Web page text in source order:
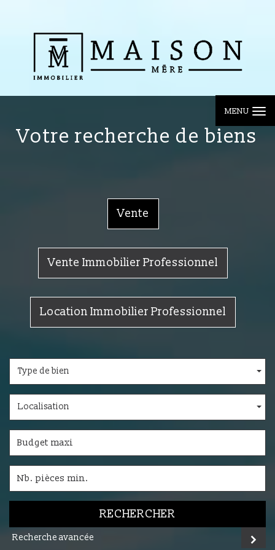
MENU
votre recherche de biens
Vente
Vente Immobilier Professionnel
Location Immobilier Professionnel
Type de bien
Localisation
RECHERCHER
Recherche avancée